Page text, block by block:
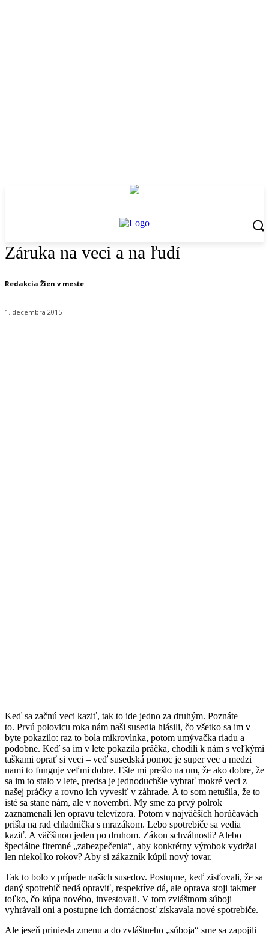
Záruka na veci a na ľudí
Redakcia Žien v meste
1. decembra 2015
Keď sa začnú veci kaziť, tak to ide jedno za druhým. Poznáte
to. Prvú polovicu roka nám naši susedia hlásili, čo všetko sa im v
byte pokazilo: raz to bola mikrovlnka, potom umývačka riadu a
podobne. Keď sa im v lete pokazila práčka, chodili k nám s veľkými
taškami oprať si veci – veď susedská pomoc je super vec a medzi
nami to funguje veľmi dobre. Ešte mi prešlo na um, že ako dobre, že
sa im to stalo v lete, predsa je jednoduchšie vybrať mokré veci z
našej práčky a rovno ich vyvesiť v záhrade. A to som netušila, že to
isté sa stane nám, ale v novembri. My sme za prvý polrok
zaznamenali len opravu televízora. Potom v najväčších horúčavách
prišla na rad chladnička s mrazákom. Lebo spotrebiče sa vedia
kaziť. A väčšinou jeden po druhom. Zákon schválnosti? Alebo
špeciálne firemné „zabezpečenia“, aby konkrétny výrobok vydržal
len niekoľko rokov? Aby si zákazník kúpil nový tovar.
Tak to bolo v prípade našich susedov. Postupne, keď zisťovali, že sa
daný spotrebič nedá opraviť, respektíve dá, ale oprava stoji takmer
toľko, čo kúpa nového, investovali. V tom zvláštnom súboji
vyhrávali oni a postupne ich domácnosť získavala nové spotrebiče.
Ale jeseň priniesla zmenu a do zvláštneho „súboja“ sme sa zapojili